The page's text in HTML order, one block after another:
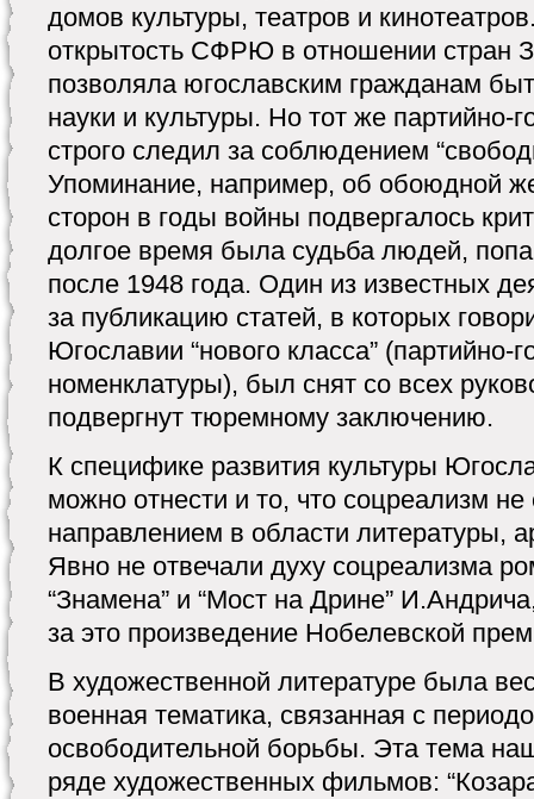
домов культуры, театров и
открытость СФРЮ в отношении стран
позволяла югославским гражданам
науки и культуры. Но тот же партийно-
строго следил за соблюдением
Упоминание, например, об обоюдной
сторон в годы войны подвергалось
долгое время была судьба людей,
после 1948 года. Один из известных
за публикацию статей, в которых
Югославии “нового класса” (партийно-
номенклатуры), был снят со всех
подвергнут тюремному заключению.
К специфике развития культуры
можно отнести и то, что соцреализм
направлением в области литературы,
Явно не отвечали духу соцреализма
“Знамена” и “Мост на Дрине”
за это произведение Нобелевской
В художественной литературе была
военная тематика, связанная с
освободительной борьбы. Эта тема
ряде художественных фильмов: